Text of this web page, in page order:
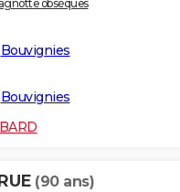
obsèques
Bouvignies
Bouvignies
(90 ans)